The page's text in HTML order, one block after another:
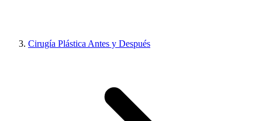
Cirugía Plástica Antes y Después